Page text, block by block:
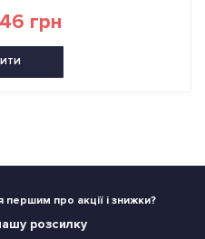
грн
першим про акції і знижки?
розсилку